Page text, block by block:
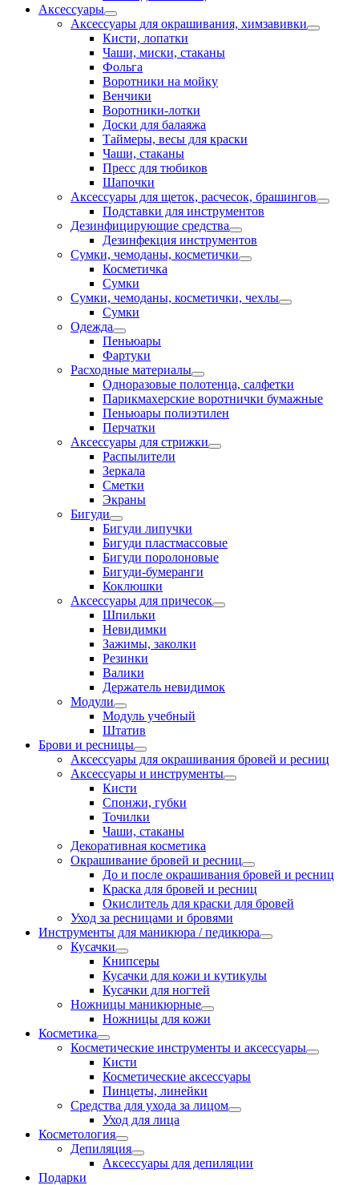
Аксессуары
Аксессуары для окрашивания, химзавивки
Кисти, лопатки
Чаши, миски, стаканы
Фольга
Воротники на мойку
Венчики
Воротники-лотки
Доски для балаяжа
Таймеры, весы для краски
Чаши, стаканы
Пресс для тюбиков
Шапочки
Аксессуары для щеток, расчесок, брашингов
Подставки для инструментов
Дезинфицирующие средства
Дезинфекция инструментов
Сумки, чемоданы, косметички
Косметичка
Сумки
Сумки, чемоданы, косметички, чехлы
Сумки
Одежда
Пеньюары
Фартуки
Расходные материалы
Одноразовые полотенца, салфетки
Парикмахерские воротнички бумажные
Пеньюары полиэтилен
Перчатки
Аксессуары для стрижки
Распылители
Зеркала
Сметки
Экраны
Бигуди
Бигуди липучки
Бигуди пластмассовые
Бигуди поролоновые
Бигуди-бумеранги
Коклюшки
Аксессуары для причесок
Шпильки
Невидимки
Зажимы, заколки
Резинки
Валики
Держатель невидимок
Модули
Модуль учебный
Штатив
Брови и ресницы
Аксессуары для окрашивания бровей и ресниц
Аксессуары и инструменты
Кисти
Спонжи, губки
Точилки
Чаши, стаканы
Декоративная косметика
Окрашивание бровей и ресниц
До и после окрашивания бровей и ресниц
Краска для бровей и ресниц
Окислитель для краски для бровей
Уход за ресницами и бровями
Инструменты для маникюра / педикюра
Кусачки
Книпсеры
Кусачки для кожи и кутикулы
Кусачки для ногтей
Ножницы маникюрные
Ножницы для кожи
Косметика
Косметические инструменты и аксессуары
Кисти
Косметические аксессуары
Пинцеты, линейки
Средства для ухода за лицом
Уход для лица
Косметология
Депиляция
Аксессуары для депиляции
Подарки